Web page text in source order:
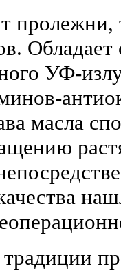
пролежни,
УФ-
масла